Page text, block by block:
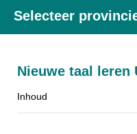
Selecteer
Nieuwe taal leren
Inhoud